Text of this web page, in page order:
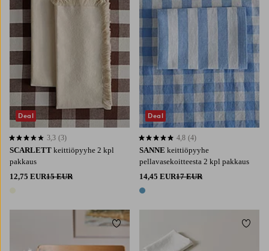
SCARLETT keittiöpyyhe 2 kpl
pakkaus
12,75 EUR15 EUR
3,3 perustuen 3 arvosanaan
3,3 (3)
Deal
SANNE keittiöpyyhe
pellavasekoitteesta 2 kpl pakkaus
14,45 EUR17 EUR
1 väri
4,8 perustuen 4 arvosanaan
4,8 (4)
Deal
Lisää suosikkeihin Lisää